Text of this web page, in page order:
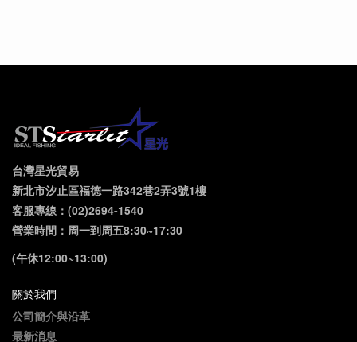
台灣星光貿易
新北市汐止區福德一路342巷2弄3號1樓
客服專線：(02)2694-1540
營業時間：周一到周五8:30~17:30
(午休12:00~13:00)
關於我們
公司簡介與沿革
最新消息